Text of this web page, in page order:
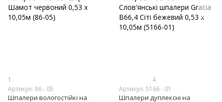
1
Артикул: 86 - 05
Шпалери вологостійкі на
4
Артикул: 5166 - 01
Шпалери дуплексні на